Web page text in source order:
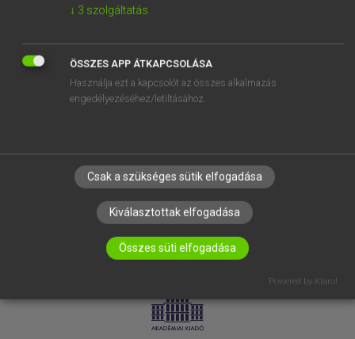
RÓLUNK
ELÉRHETŐSÉG
SÜTI BEÁLLÍTÁSOK
LICENCSZERZŐDÉS ADATVÉDELEM
↓ 3 szolgáltatás
ÖSSZES APP ÁTKAPCSOLÁSA
Használja ezt a kapcsolót az összes alkalmazás
engedélyezéséhez/letiltásához.
Csak a szükséges sütik elfogadása
Kiválasztottak elfogadása
Összes süti elfogadása
Powered by Klaro!